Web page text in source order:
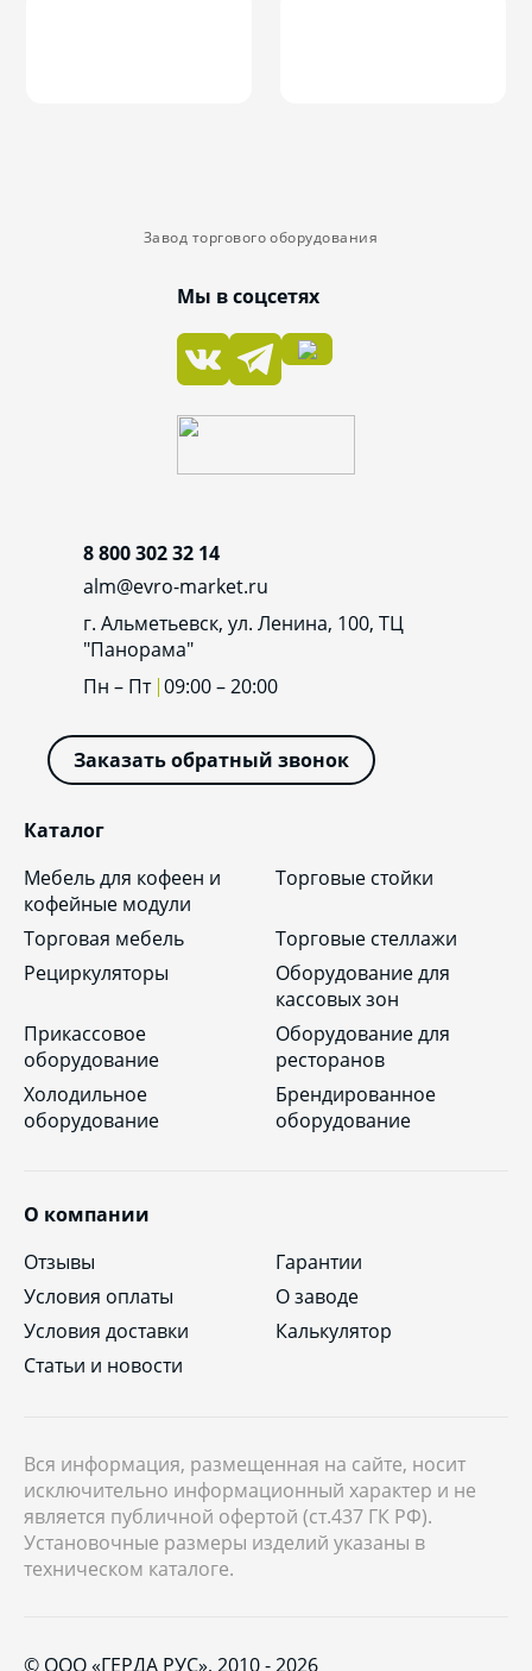
Завод торгового оборудования
Мы в соцсетях
Каталог
Мебель для кофеен и
кофейные модули
Торговые стойки
Торговая мебель
Торговые стеллажи
Рециркуляторы
Оборудование для
кассовых зон
Прикассовое
оборудование
Оборудование для
ресторанов
Холодильное
оборудование
Брендированное
оборудование
О компании
Отзывы
Гарантии
Условия оплаты
О заводе
Условия доставки
Калькулятор
Статьи и новости
Вся информация, размещенная на сайте, носит
исключительно информационный характер и не
является публичной офертой (ст.437 ГК РФ).
Установочные размеры изделий указаны в
техническом каталоге.
8 800 302 32 14
alm@evro-market.ru
г. Альметьевск, ул. Ленина, 100, ТЦ
"Панорама"
Пн – Пт 09:00 – 20:00
Заказать обратный звонок
© ООО «ГЕРДА РУС», 2010 - 2026